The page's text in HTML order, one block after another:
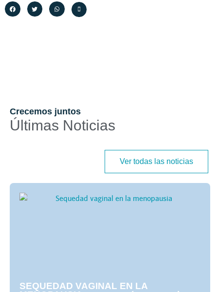
Crecemos juntos
Últimas Noticias
Ver todas las noticias
SEQUEDAD VAGINAL EN LA